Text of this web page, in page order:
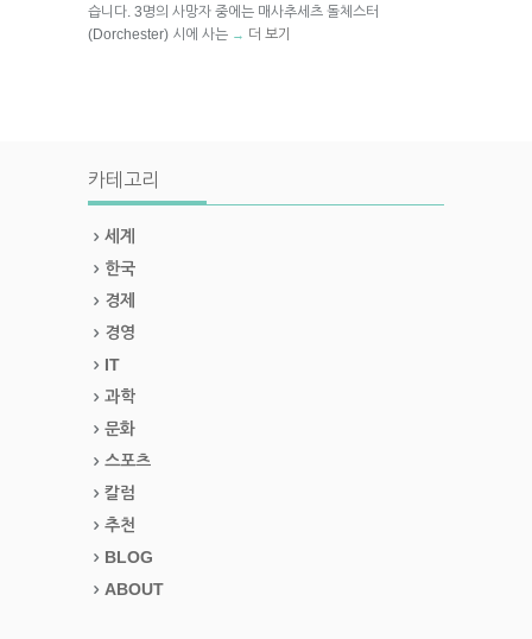
습니다. 3명의 사망자 중에는 매사추세츠 돌체스터
(Dorchester) 시에 사는 → 더 보기
카테고리
세계
한국
경제
경영
IT
과학
문화
스포츠
칼럼
추천
BLOG
ABOUT